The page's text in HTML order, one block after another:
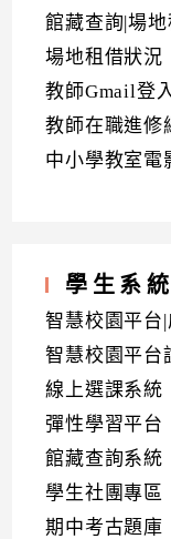
館藏查詢|場
場地租借狀況
教師Gmail登
教師在職進修
中小學教室電
學生系統
智慧校園平台
智慧校園平台
線上選課系統
彈性學習平台
館藏查詢系統
學生社團專區
期中考古題庫